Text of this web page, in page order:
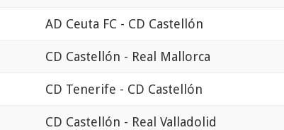
AD Ceuta FC - CD Castellón
CD Castellón - Real Mallorca
CD Tenerife - CD Castellón
CD Castellón - Real Valladolid